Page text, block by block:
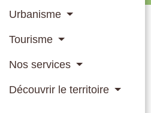
Urbanisme
Tourisme
Nos services
Découvrir le territoire